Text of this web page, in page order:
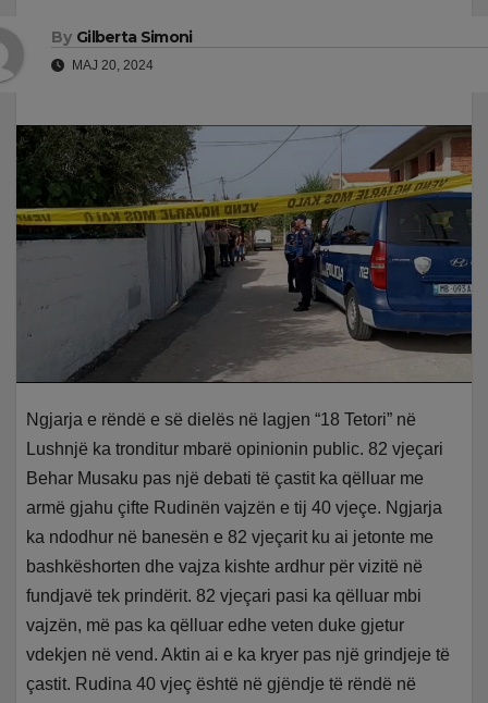
By Gilberta Simoni
MAJ 20, 2024
Ngjarja e rëndë e së dielës në lagjen “18 Tetori” në
Lushnjë ka tronditur mbarë opinionin public. 82 vjeçari
Behar Musaku pas një debati të çastit ka qëlluar me
armë gjahu çifte Rudinën vajzën e tij 40 vjeçe. Ngjarja
ka ndodhur në banesën e 82 vjeçarit ku ai jetonte me
bashkëshorten dhe vajza kishte ardhur për vizitë në
fundjavë tek prindërit. 82 vjeçari pasi ka qëlluar mbi
vajzën, më pas ka qëlluar edhe veten duke gjetur
vdekjen në vend. Aktin ai e ka kryer pas një grindjeje të
çastit. Rudina 40 vjeç është në gjëndje të rëndë në